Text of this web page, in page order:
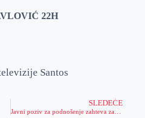
22H
Santos
SLEDEĆE